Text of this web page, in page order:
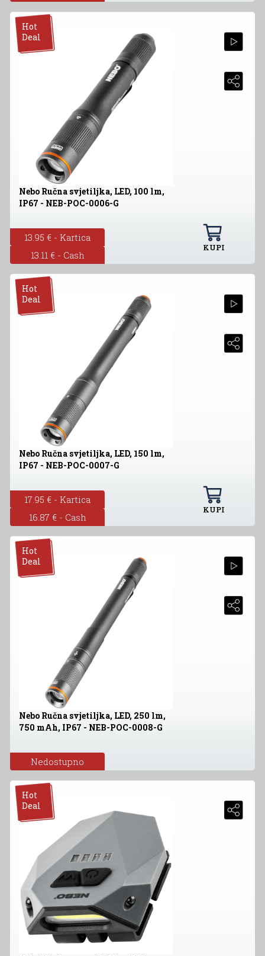
Hot
Deal
Nebo Ručna svjetiljka, LED, 100 lm,
IP67 - NEB-POC-0006-G
13.95 € - Kartica
13.11 € - Cash
KUPI
Hot
Deal
Nebo Ručna svjetiljka, LED, 150 lm,
IP67 - NEB-POC-0007-G
17.95 € - Kartica
16.87 € - Cash
KUPI
Hot
Deal
Nebo Ručna svjetiljka, LED, 250 lm,
750 mAh, IP67 - NEB-POC-0008-G
Nedostupno
Hot
Deal